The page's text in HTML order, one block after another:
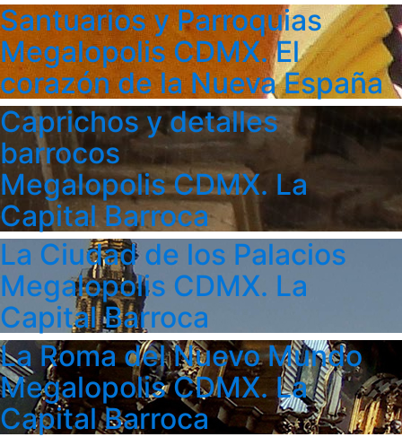
Santuarios y Parroquias
Megalopolis CDMX. El
corazón de la Nueva España
Caprichos y detalles
barrocos
Megalopolis CDMX. La
Capital Barroca
La Ciudad de los Palacios
Megalopolis CDMX. La
Capital Barroca
La Roma del Nuevo Mundo
Megalopolis CDMX. La
Capital Barroca